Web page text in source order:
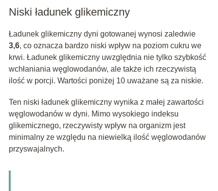
Niski ładunek glikemiczny
Ładunek glikemiczny dyni gotowanej wynosi zaledwie
3,6, co oznacza bardzo niski wpływ na poziom cukru we
krwi. Ładunek glikemiczny uwzględnia nie tylko szybkość
wchłaniania węglowodanów, ale także ich rzeczywistą
ilość w porcji. Wartości poniżej 10 uważane są za niskie.
Ten niski ładunek glikemiczny wynika z małej zawartości
węglowodanów w dyni. Mimo wysokiego indeksu
glikemicznego, rzeczywisty wpływ na organizm jest
minimalny ze względu na niewielką ilość węglowodanów
przyswajalnych.